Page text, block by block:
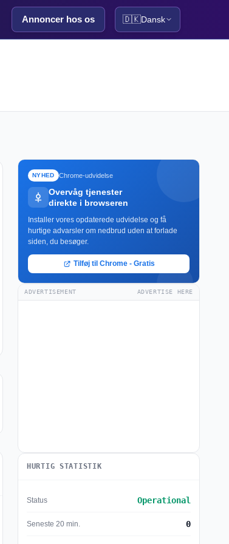
Annoncer hos os 🇩🇰Dansk
NYHED Chrome-udvidelse
Overvåg tjenester
direkte i browseren
Installer vores opdaterede udvidelse og få
hurtige advarsler om nedbrud uden at forlade
siden, du besøger.
Tilføj til Chrome - Gratis
ADVERTISEMENT ADVERTISE HERE
HURTIG STATISTIK
Status Operational
Seneste 20 min. 0